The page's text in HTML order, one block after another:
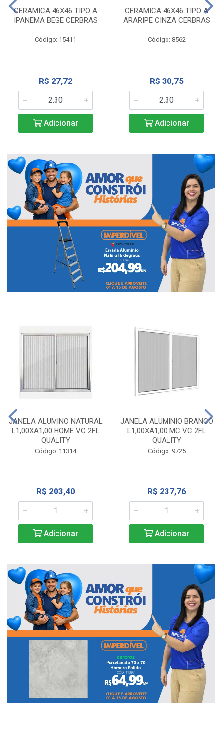
CERAMICA 46X46 TIPO A
IPANEMA BEGE CERBRAS
Código: 15411
R$ 27,72
Adicionar
CERAMICA 46X46 TIPO A
ARARIPE CINZA CERBRAS
Código: 8562
R$ 30,75
Adicionar
JANELA ALUMINO NATURAL
L1,00XA1,00 HOME VC 2FL
QUALITY
Código: 11314
R$ 203,40
Adicionar
JANELA ALUMINIO BRANCO
L1,00XA1,00 MC VC 2FL
QUALITY
Código: 9725
R$ 237,76
Adicionar